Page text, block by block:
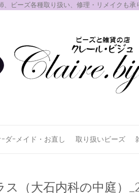
、ビーズ各種取り扱い、修理・リメイクも承
ｰダｰメイド・お直し 取り扱いビーズ
（大石内科の中庭）